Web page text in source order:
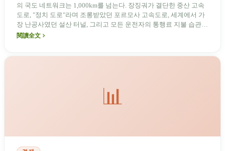
의 국도 네트워크는 1,000km를 넘는다. 장징궈가 결단한 중산 고속
도로, "정치 도로"라며 조롱받았던 포르모사 고속도로, 세계에서 가
장 난공사였던 설산 터널, 그리고 모든 운전자의 통행료 지불 습관을
바꾼 ETC까지—한 줄기 아스팔트는 전후 대만의 정치적 의지, 공사
閱讀全文
📊